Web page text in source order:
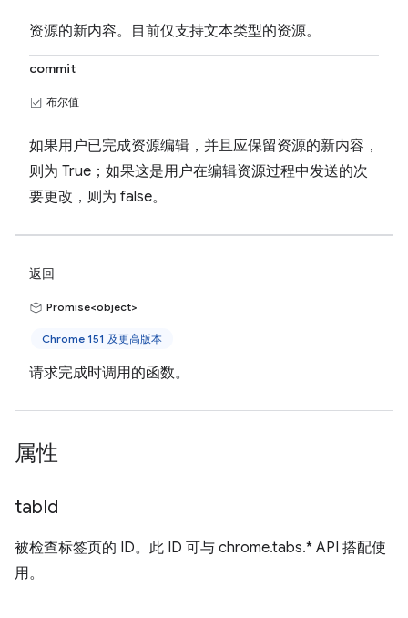
资源的新内容。目前仅支持文本类型的资源。
commit
布尔值
如果用户已完成资源编辑，并且应保留资源的新内容，
则为 True；如果这是用户在编辑资源过程中发送的次
要更改，则为 false。
返回
Promise<object>
Chrome 151 及更高版本
请求完成时调用的函数。
属性
tabId
被检查标签页的 ID。此 ID 可与 chrome.tabs.* API 搭配使
用。